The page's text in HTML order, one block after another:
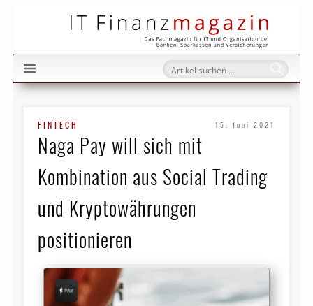
FINTECH 15. Juni 2021
Naga Pay will sich mit
Kombination aus Social Trading
und Kryptowährungen
positionieren